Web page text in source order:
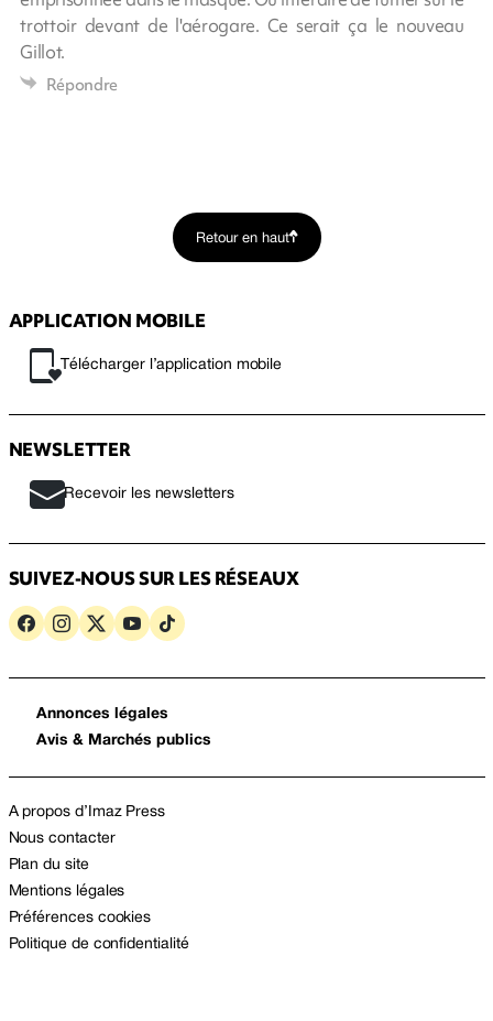
trottoir devant de l'aérogare. Ce serait ça le nouveau
Gillot.
Répondre
Retour en haut
APPLICATION MOBILE
Télécharger l’application mobile
NEWSLETTER
Recevoir les newsletters
SUIVEZ-NOUS SUR LES RÉSEAUX
Annonces légales
Avis & Marchés publics
A propos d’Imaz Press
Nous contacter
Plan du site
Mentions légales
Préférences cookies
Politique de confidentialité